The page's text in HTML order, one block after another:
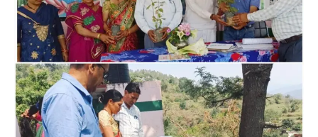
3
अल्मोड़ा उत्तराखण्ड कुमाऊं ख़बरें
रानीखेत में युवा कांग्रेस की जिला बैठक, 8
अगस्त को खड़गे की हल्द्वानी रैली को सफल
बनाने का लिया संकल्प
Admin August 6, 2026
संगठन विस्तार के तहत कई नई नियुक्तियां, बूथ स्तर तक
संगठन मजबूत करने और युवाओं…